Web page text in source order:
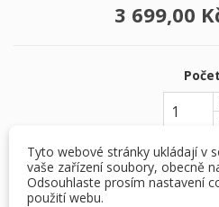
3 699,00
Počet
PŘIDAT DO
Tyto webové stránky ukládají v
vaše zařízení soubory, obecně
Odsouhlaste prosím nastavení
použití webu.